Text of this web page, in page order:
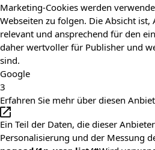
Marketing-Cookies werden
Webseiten zu folgen. Die Absicht ist,
relevant und ansprechend für den
daher wertvoller für Publisher und
sind.
Google
3
Erfahren Sie mehr über diesen
Ein Teil der Daten, die dieser
Personalisierung und der Messung